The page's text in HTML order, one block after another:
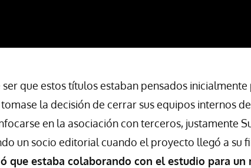
ser que estos títulos estaban pensados
la decisión de cerrar sus equipos internos
en la asociación con terceros, justamente
un socio editorial cuando el proyecto llegó a su
que estaba colaborando con el estudio para